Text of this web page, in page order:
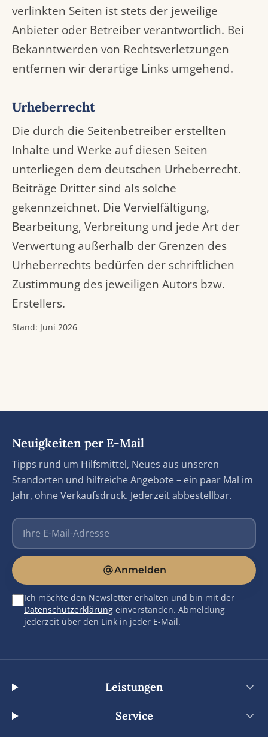
verlinkten Seiten ist stets der jeweilige
Anbieter oder Betreiber verantwortlich. Bei
Bekanntwerden von Rechtsverletzungen
entfernen wir derartige Links umgehend.
Urheberrecht
Die durch die Seitenbetreiber erstellten
Inhalte und Werke auf diesen Seiten
unterliegen dem deutschen Urheberrecht.
Beiträge Dritter sind als solche
gekennzeichnet. Die Vervielfältigung,
Bearbeitung, Verbreitung und jede Art der
Verwertung außerhalb der Grenzen des
Urheberrechts bedürfen der schriftlichen
Zustimmung des jeweiligen Autors bzw.
Erstellers.
Stand: Juni 2026
Neuigkeiten per E-Mail
Tipps rund um Hilfsmittel, Neues aus unseren
Standorten und hilfreiche Angebote – ein paar Mal im
Jahr, ohne Verkaufsdruck. Jederzeit abbestellbar.
E-Mail-Adresse
Anmelden
Ich möchte den Newsletter erhalten und bin mit der
Datenschutzerklärung einverstanden. Abmeldung
jederzeit über den Link in jeder E-Mail.
Leistungen
Service